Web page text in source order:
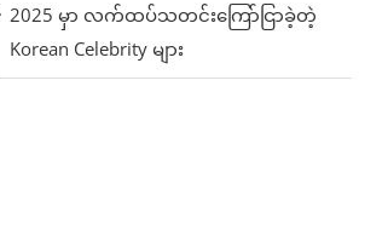
2025 မှာ လက်ထပ်သတင်းကြော်ငြာခဲ့တဲ့
Korean Celebrity များ